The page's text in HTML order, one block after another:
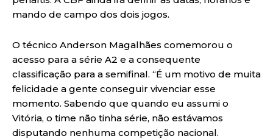
mando de campo dos dois jogos.
O técnico Anderson Magalhães comemorou o
acesso para a série A2 e a consequente
classificação para a semifinal. “É um motivo de muita
felicidade a gente conseguir vivenciar esse
momento. Sabendo que quando eu assumi o
Vitória, o time não tinha série, não estávamos
disputando nenhuma competição nacional.